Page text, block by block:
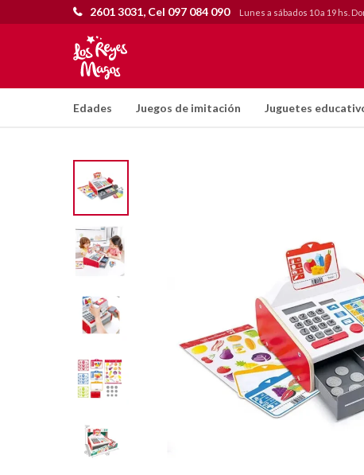
Edades Juegos de imitación Juguetes
2601 3031, Cel 097 084 090 Lunes a sábados 10 a 19 hs.